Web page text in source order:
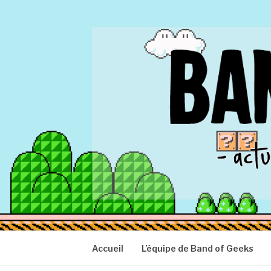
BAND OF
Actu Geek d'hier et d'aujourd'hui
Accueil L’équipe de Band of Geeks